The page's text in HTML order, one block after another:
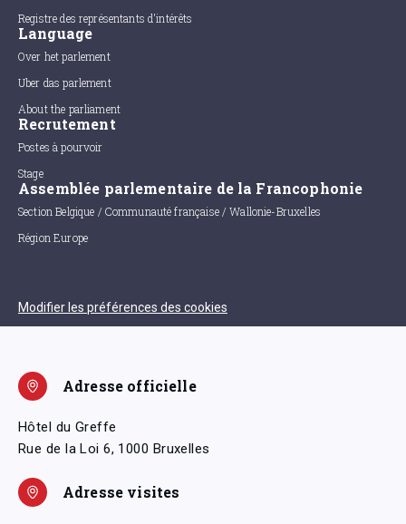
Registre des représentants d'intérêts
Language
Over het parlement
Uber das parlement
About the parliament
Recrutement
Postes à pourvoir
Stage
Assemblée parlementaire de la Francophonie
Section Belgique / Communauté française / Wallonie-Bruxelles
Région Europe
Modifier les préférences des cookies
Adresse officielle
Hôtel du Greffe
Rue de la Loi 6, 1000 Bruxelles
Adresse visites